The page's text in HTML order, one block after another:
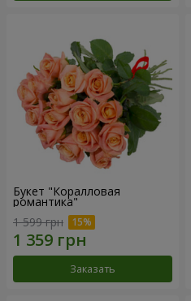
Букет "Коралловая
романтика"
1 599 грн
Заказать